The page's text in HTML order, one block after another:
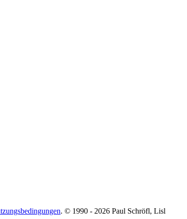
. © 1990 - 2026 Paul Schröfl, Lisl